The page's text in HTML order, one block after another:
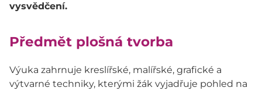
vysvědčení.
Předmět plošná tvorba
Výuka zahrnuje kreslířské, malířské, grafické a
výtvarné techniky, kterými žák vyjadřuje pohled na